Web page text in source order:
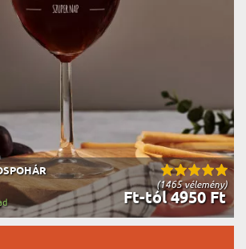
(1465 vélemény)
Ft-tól 4950 Ft